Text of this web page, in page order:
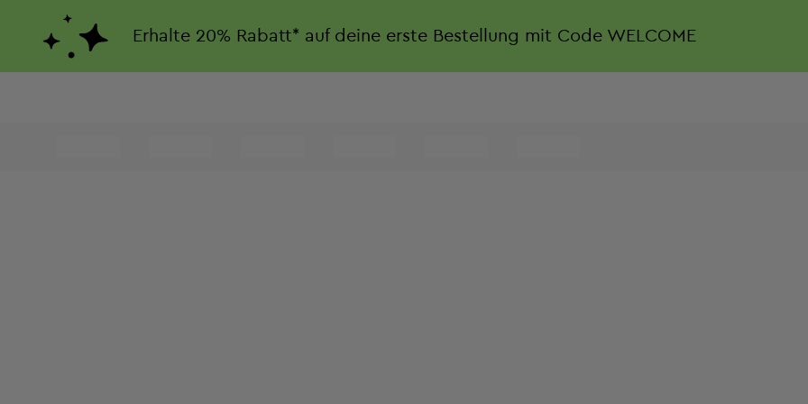
Erhalte 20% Rabatt* auf deine erste Bestellung mit Code WELCOME